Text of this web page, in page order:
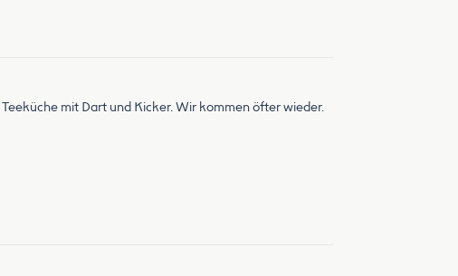
mit Dart und Kicker. Wir kommen öfter wieder.